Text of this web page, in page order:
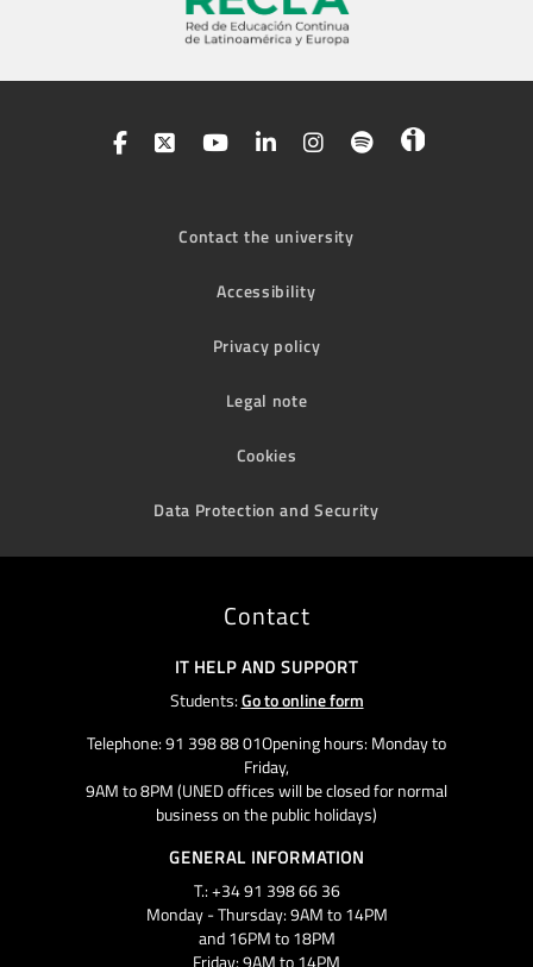
Contact the university
Accessibility
Privacy policy
Legal note
Cookies
Data Protection and Security
Contact
IT HELP AND SUPPORT
Students:Go to online form
Telephone: 91 398 88 01Opening hours: Monday to
Friday,
9AM to 8PM (UNED offices will be closed for normal
business on the public holidays)
GENERAL INFORMATION
T.: +34 91 398 66 36
Monday - Thursday: 9AM to 14PM
and 16PM to 18PM
Friday: 9AM to 14PM